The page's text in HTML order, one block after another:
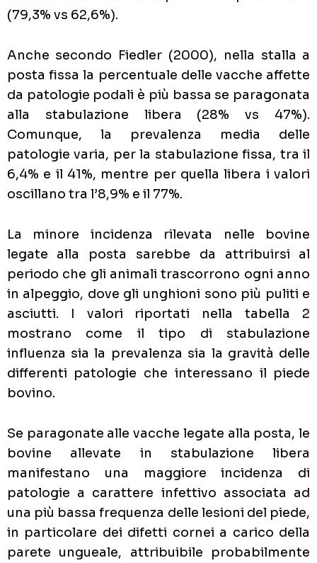
(79,3% vs 62,6%).
Anche secondo Fiedler (2000), nella stalla a
posta fissa la percentuale delle vacche affette
da patologie podali è più bassa se paragonata
alla stabulazione libera (28% vs 47%).
Comunque, la prevalenza media delle
patologie varia, per la stabulazione fissa, tra il
6,4% e il 41%, mentre per quella libera i valori
oscillano tra l’8,9% e il 77%.
La minore incidenza rilevata nelle bovine
legate alla posta sarebbe da attribuirsi al
periodo che gli animali trascorrono ogni anno
in alpeggio, dove gli unghioni sono più puliti e
asciutti. I valori riportati nella tabella 2
mostrano come il tipo di stabulazione
influenza sia la prevalenza sia la gravità delle
differenti patologie che interessano il piede
bovino.
Se paragonate alle vacche legate alla posta, le
bovine allevate in stabulazione libera
manifestano una maggiore incidenza di
patologie a carattere infettivo associata ad
una più bassa frequenza delle lesioni del piede,
in particolare dei difetti cornei a carico della
parete ungueale, attribuibile probabilmente